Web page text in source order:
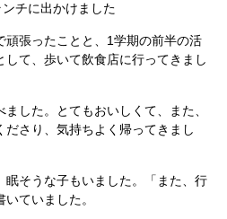
チに出かけました
頑張ったことと、1学期の前半の活
て、歩いて飲食店に行ってきまし
した。とてもおいしくて、また、
さり、気持ちよく帰ってきまし
眠そうな子もいました。「また、行
ていました。